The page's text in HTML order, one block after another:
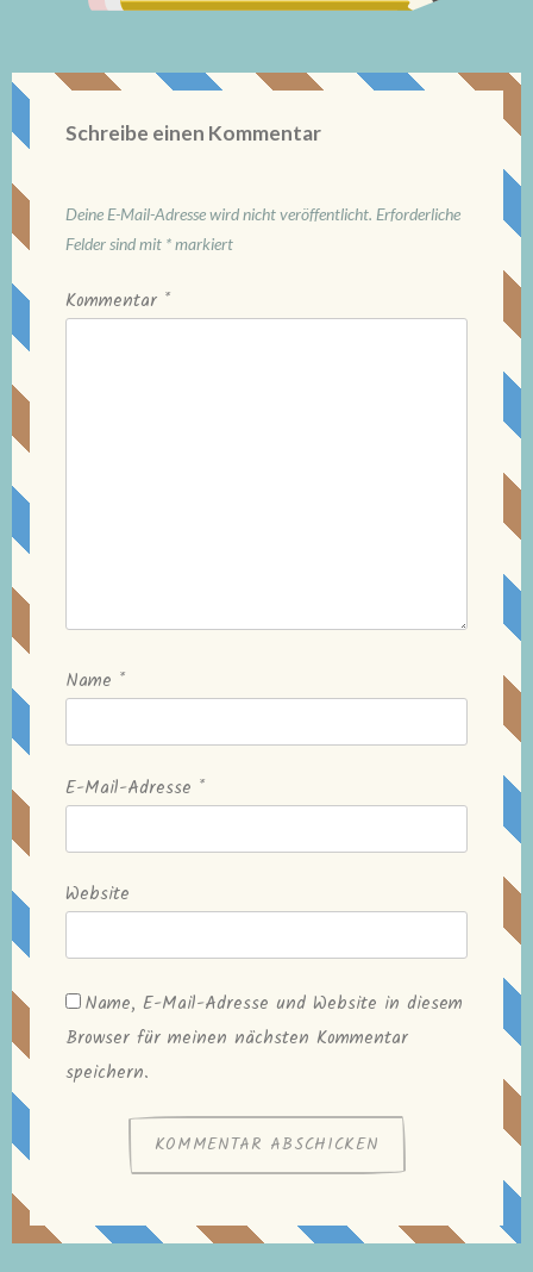
Schreibe einen Kommentar
Deine E-Mail-Adresse wird nicht veröffentlicht. Erforderliche
Felder sind mit *markiert
Kommentar *
Name *
E-Mail-Adresse *
Website
Name, E-Mail-Adresse und Website in diesem
Browser für meinen nächsten Kommentar
speichern.